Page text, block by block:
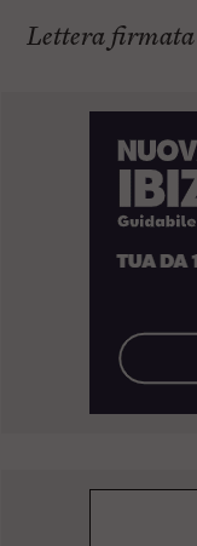
Lettera firmata